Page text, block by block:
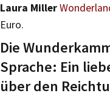
Laura Miller
Euro.
Die
Sprache: Ein
über den